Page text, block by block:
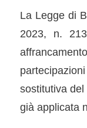
La Legge di
2023, n.
sostitutiva del
già applicata